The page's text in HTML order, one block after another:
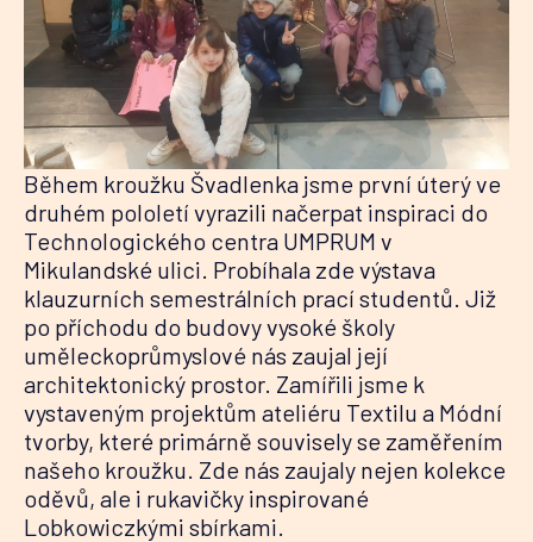
Během kroužku Švadlenka jsme první úterý ve
druhém pololetí vyrazili načerpat inspiraci do
Technologického centra UMPRUM v
Mikulandské ulici. Probíhala zde výstava
klauzurních semestrálních prací studentů. Již
po příchodu do budovy vysoké školy
uměleckoprůmyslové nás zaujal její
architektonický prostor. Zamířili jsme k
vystaveným projektům ateliéru Textilu a Módní
tvorby, které primárně souvisely se zaměřením
našeho kroužku. Zde nás zaujaly nejen kolekce
oděvů, ale i rukavičky inspirované
Lobkowiczkými sbírkami.